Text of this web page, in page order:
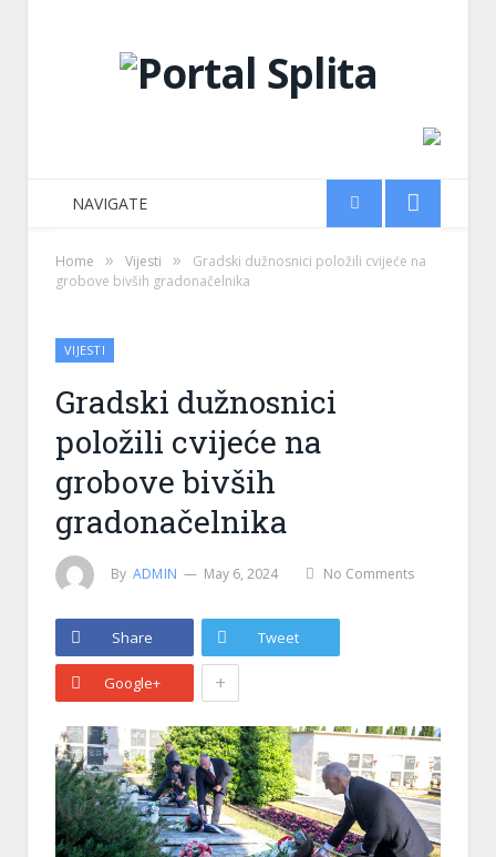
NAVIGATE
Home » Vijesti »
Gradski dužnosnici položili cvijeće na
grobove bivših gradonačelnika
VIJESTI
Gradski dužnosnici
položili cvijeće na
grobove bivših
gradonačelnika
By ADMIN May 6, 2024 No Comments
Share Tweet
Google+ +